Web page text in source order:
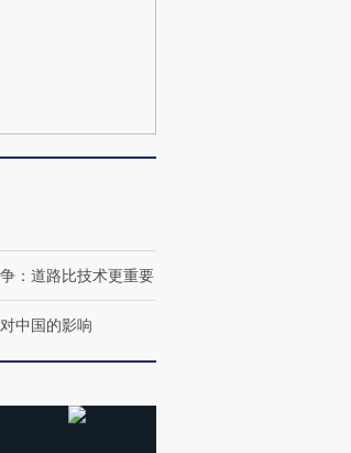
：道路比技术更重要
中国的影响